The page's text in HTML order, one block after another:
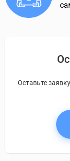
Оставьте